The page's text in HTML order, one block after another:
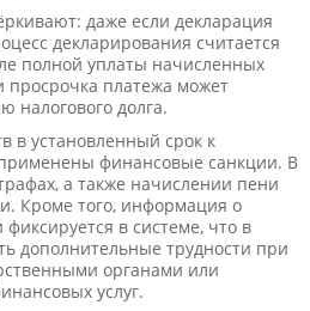
даже если декларация
декларирования считается
полной уплаты начисленных
платежа может
налогового долга.
в установленный срок к
финансовые санкции. В
а также начислении пени
Кроме того, информация о
в системе, что в
дополнительные трудности при
органами или
услуг.